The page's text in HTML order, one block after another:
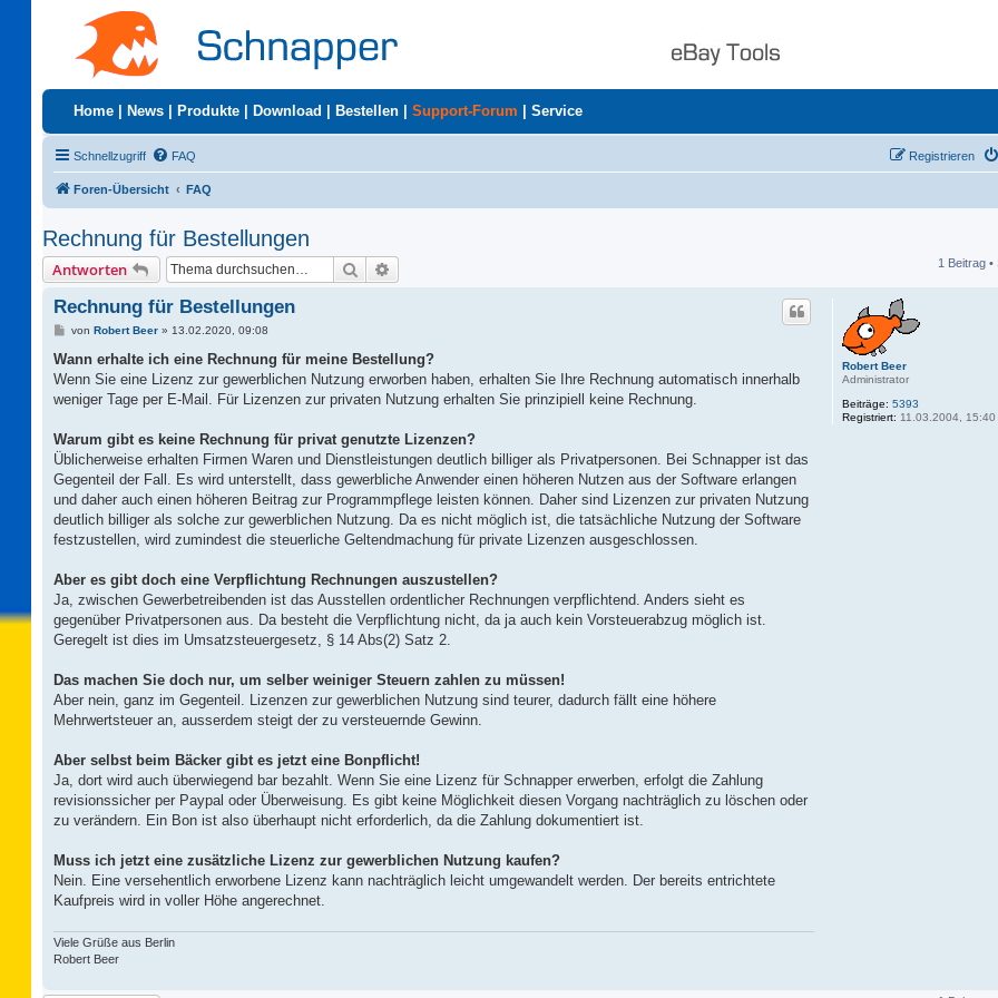
Home News Produkte Download Bestellen Support-Forum Service
Schnellzugriff FAQ Registrieren
Foren-Übersicht FAQ
Rechnung für Bestellungen
Antworten Suche 1 Beitrag
Robert Beer
Administrator
Beiträge: 5393
Registriert: 11.03.2004, 15:40
Rechnung für Bestellungen
B
i
r
a
von Robert Beer» 13.02.2020, 09:08
Wann erhalte ich eine Rechnung für meine Bestellung?
Wenn Sie eine Lizenz zur gewerblichen Nutzung erworben haben, erhalten Sie Ihre Rechnung automatisch innerhalb
weniger Tage per E-Mail. Für Lizenzen zur privaten Nutzung erhalten Sie prinzipiell keine Rechnung.
Warum gibt es keine Rechnung für privat genutzte Lizenzen?
Üblicherweise erhalten Firmen Waren und Dienstleistungen deutlich billiger als Privatpersonen. Bei Schnapper ist das
Gegenteil der Fall. Es wird unterstellt, dass gewerbliche Anwender einen höheren Nutzen aus der Software erlangen
und daher auch einen höheren Beitrag zur Programmpflege leisten können. Daher sind Lizenzen zur privaten Nutzung
deutlich billiger als solche zur gewerblichen Nutzung. Da es nicht möglich ist, die tatsächliche Nutzung der Software
festzustellen, wird zumindest die steuerliche Geltendmachung für private Lizenzen ausgeschlossen.
Aber es gibt doch eine Verpflichtung Rechnungen auszustellen?
Ja, zwischen Gewerbetreibenden ist das Ausstellen ordentlicher Rechnungen verpflichtend. Anders sieht es
gegenüber Privatpersonen aus. Da besteht die Verpflichtung nicht, da ja auch kein Vorsteuerabzug möglich ist.
Geregelt ist dies im Umsatzsteuergesetz, § 14 Abs(2) Satz 2.
Das machen Sie doch nur, um selber weiniger Steuern zahlen zu müssen!
Aber nein, ganz im Gegenteil. Lizenzen zur gewerblichen Nutzung sind teurer, dadurch fällt eine höhere
Mehrwertsteuer an, ausserdem steigt der zu versteuernde Gewinn.
Aber selbst beim Bäcker gibt es jetzt eine Bonpflicht!
Ja, dort wird auch überwiegend bar bezahlt. Wenn Sie eine Lizenz für Schnapper erwerben, erfolgt die Zahlung
revisionssicher per Paypal oder Überweisung. Es gibt keine Möglichkeit diesen Vorgang nachträglich zu löschen oder
zu verändern. Ein Bon ist also überhaupt nicht erforderlich, da die Zahlung dokumentiert ist.
Muss ich jetzt eine zusätzliche Lizenz zur gewerblichen Nutzung kaufen?
Nein. Eine versehentlich erworbene Lizenz kann nachträglich leicht umgewandelt werden. Der bereits entrichtete
Kaufpreis wird in voller Höhe angerechnet.
Viele Grüße aus Berlin
Robert Beer